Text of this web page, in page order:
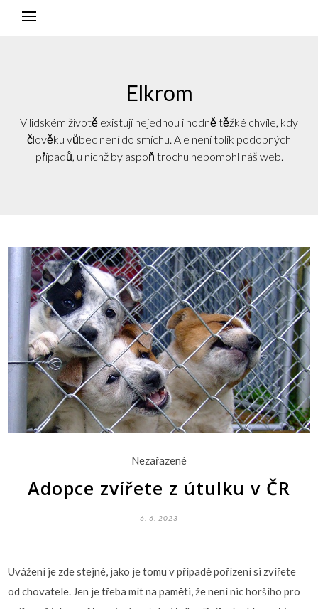
Elkrom
V lidském životě existují nejednou i hodně těžké chvíle, kdy
člověku vůbec není do smíchu. Ale není tolik podobných
případů, u nichž by aspoň trochu nepomohl náš web.
Nezařazené
Adopce zvířete z útulku v ČR
6. 6. 2023
Uvážení je zde stejné, jako je tomu v případě pořízení si zvířete
od chovatele. Jen je třeba mít na paměti, že není nic horšího pro